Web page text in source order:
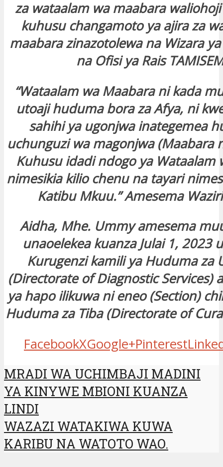
za wataalam wa maabara
kuhusu changamoto ya ajira za
maabara zinazotolewa na Wizara
na Ofisi ya Rais
“Wataalam wa Maabara ni kada
utoaji huduma bora za Afya, ni
sahihi ya ugonjwa inategemea
uchunguzi wa magonjwa (Maabara
Kuhusu idadi ndogo ya Wataalam
nimesikia kilio chenu na tayari
Katibu Mkuu.” Amesema
Aidha, Mhe. Ummy amesema
unaoelekea kuanza Julai 1, 2023
Kurugenzi kamili ya Huduma za
(Directorate of Diagnostic Services)
ya hapo ilikuwa ni eneo (Section)
Huduma za Tiba (Directorate of
FacebookXGoogle+Pinterest
MRADI WA UCHIMBAJI MADINI
YA KINYWE MBIONI KUANZA
LINDI
WAZAZI WATAKIWA KUWA
KARIBU NA WATOTO WAO.